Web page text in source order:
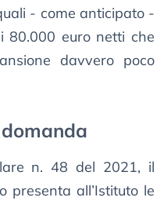
- come anticipato -
80.000 euro netti che
davvero poco
n. 48 del 2021, il
presenta all’Istituto le